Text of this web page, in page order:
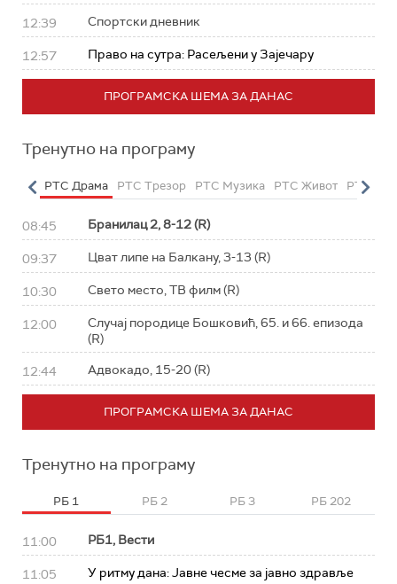
12:39 Спортски дневник
12:57 Право на сутра: Расељени у Зајечару
ПРОГРАМСКА ШЕМА ЗА ДАНАС
Тренутно на програму
РТС Драма РТС Трезор РТС Музика РТС Живот РТС
08:45 Бранилац 2, 8-12 (R)
09:37 Цват липе на Балкану, 3-13 (R)
10:30 Свето место, ТВ филм (R)
12:00
Случај породице Бошковић, 65. и 66. епизода
(R)
12:44 Адвокадо, 15-20 (R)
ПРОГРАМСКА ШЕМА ЗА ДАНАС
Тренутно на програму
РБ 1 РБ 2 РБ 3 РБ 202
11:00 РБ1, Вести
11:05 У ритму дана: Јавне чесме за јавно здравље